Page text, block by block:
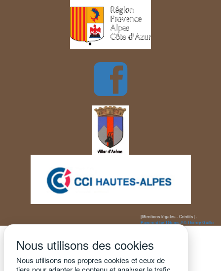
[Mentions légales - Crédits] .
Powered by TGcms // © Thierry Guillo
Nous utilisons des cookies
Nous utilisons nos propres cookies et ceux de